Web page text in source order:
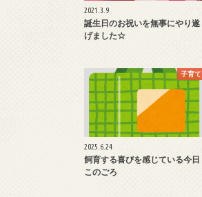
2021.3.9
誕生日のお祝いを無事にやり遂
げました☆
子育て
2025.6.24
飼育する喜びを感じている今日
このごろ